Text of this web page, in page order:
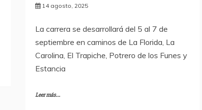
14 agosto, 2025
La carrera se desarrollará del 5 al 7 de
septiembre en caminos de La Florida, La
Carolina, El Trapiche, Potrero de los Funes y
Estancia
Leer más...